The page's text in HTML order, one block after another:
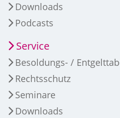
Downloads
Podcasts
Service
Besoldungs- /
Rechtsschutz
Seminare
Downloads